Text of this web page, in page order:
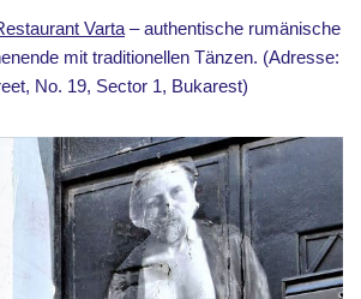
Varta – authentische rumänische
mit traditionellen Tänzen. (Adresse:
No. 19, Sector 1, Bukarest)